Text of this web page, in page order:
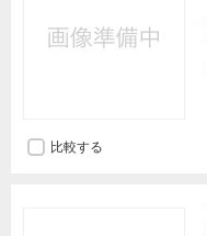
比較する